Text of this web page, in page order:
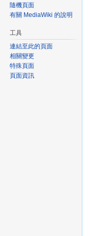
隨機頁面
有關 MediaWiki 的說明
工具
連結至此的頁面
相關變更
特殊頁面
頁面資訊